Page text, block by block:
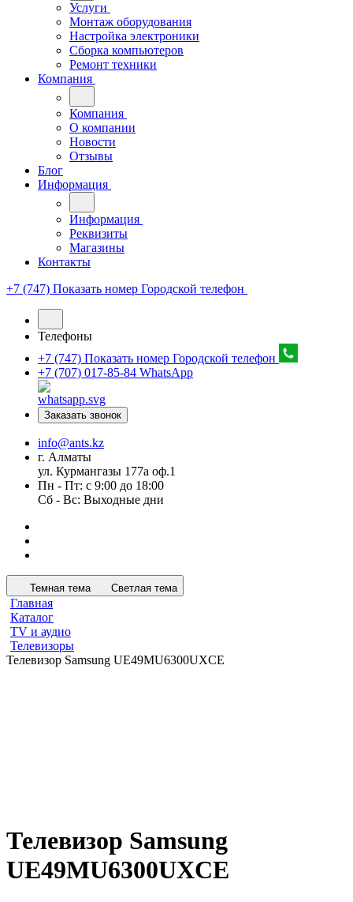
Услуги
Монтаж оборудования
Настройка электроники
Сборка компьютеров
Ремонт техники
Компания
Компания
О компании
Новости
Отзывы
Блог
Информация
Информация
Реквизиты
Магазины
Контакты
+7 (747) Показать номер Городской телефон
Телефоны
+7 (747) Показать номер Городской телефон
+7 (707) 017-85-84 WhatsApp
Заказать звонок
info@ants.kz
г. Алматы
ул. Курмангазы 177а оф.1
Пн - Пт: с 9:00 до 18:00
Сб - Вс: Выходные дни
Темная тема Светлая тема
Главная
Каталог
TV и аудио
Телевизоры
Телевизор Samsung UE49MU6300UXCE
Телевизор Samsung
UE49MU6300UXCE